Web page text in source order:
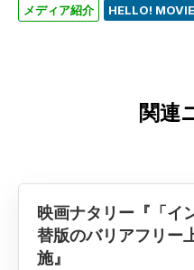
メディア紹介 HELLO! MOVIE
関連
映画ナタリー『「イ
替版のバリアフリー
施』